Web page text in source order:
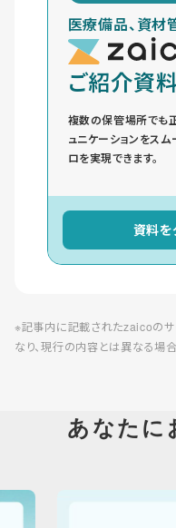
医療備品、資材
ご紹介資
複数の保管場所でも
ュニケーションをス
ロを実現できます。
資料を
※記事内に記載されたzaicoの
なり、現行の内容とは異なる場
あなたに